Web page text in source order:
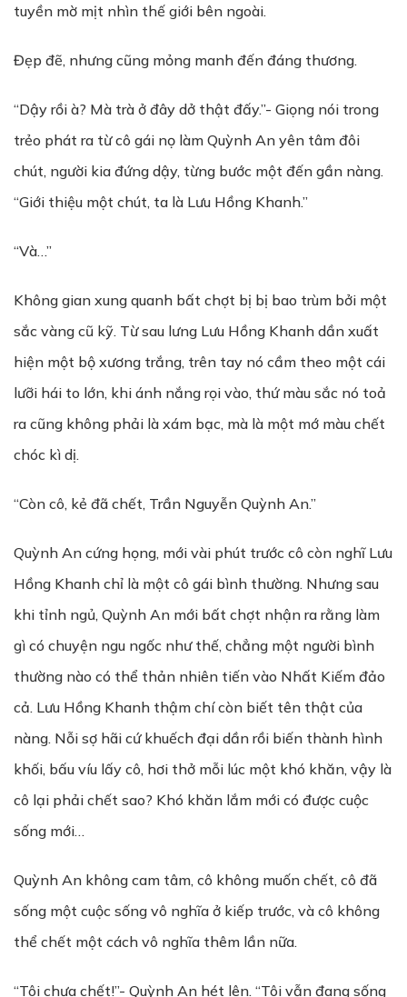
tuyền mờ mịt nhìn thế giới bên ngoài.
Đẹp đẽ, nhưng cũng mỏng manh đến đáng thương.
“Dậy rồi à? Mà trà ở đây dở thật đấy.”- Giọng nói trong
trẻo phát ra từ cô gái nọ làm Quỳnh An yên tâm đôi
chút, người kia đứng dậy, từng bước một đến gần nàng.
“Giới thiệu một chút, ta là Lưu Hồng Khanh.”
“Và…”
Không gian xung quanh bất chợt bị bị bao trùm bởi một
sắc vàng cũ kỹ. Từ sau lưng Lưu Hồng Khanh dần xuất
hiện một bộ xương trắng, trên tay nó cầm theo một cái
lưỡi hái to lớn, khi ánh nắng rọi vào, thứ màu sắc nó toả
ra cũng không phải là xám bạc, mà là một mớ màu chết
chóc kì dị.
“Còn cô, kẻ đã chết, Trần Nguyễn Quỳnh An.”
Quỳnh An cứng họng, mới vài phút trước cô còn nghĩ Lưu
Hồng Khanh chỉ là một cô gái bình thường. Nhưng sau
khi tỉnh ngủ, Quỳnh An mới bất chợt nhận ra rằng làm
gì có chuyện ngu ngốc như thế, chẳng một người bình
thường nào có thể thản nhiên tiến vào Nhất Kiếm đảo
cả. Lưu Hồng Khanh thậm chí còn biết tên thật của
nàng. Nỗi sợ hãi cứ khuếch đại dần rồi biến thành hình
khối, bấu víu lấy cô, hơi thở mỗi lúc một khó khăn, vậy là
cô lại phải chết sao? Khó khăn lắm mới có được cuộc
sống mới…
Quỳnh An không cam tâm, cô không muốn chết, cô đã
sống một cuộc sống vô nghĩa ở kiếp trước, và cô không
thể chết một cách vô nghĩa thêm lần nữa.
“Tôi chưa chết!”- Quỳnh An hét lên. “Tôi vẫn đang sống